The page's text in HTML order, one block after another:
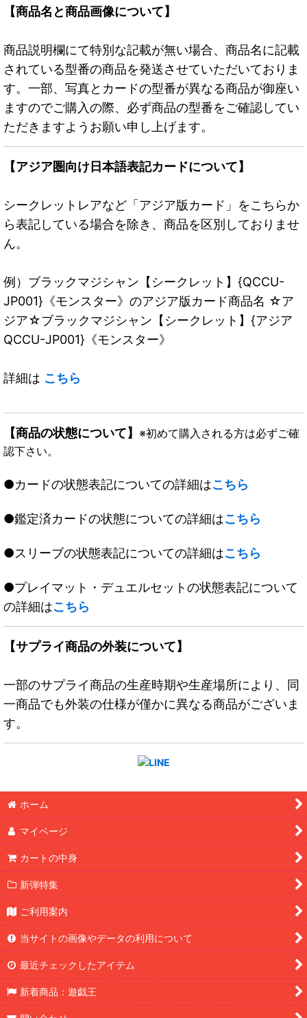
【商品名と商品画像について】
商品説明欄にて特別な記載が無い場合、商品名に記載
されている型番の商品を発送させていただいておりま
す。一部、写真とカードの型番が異なる商品が御座い
ますのでご購入の際、必ず商品の型番をご確認してい
ただきますようお願い申し上げます。
【アジア圏向け日本語表記カードについて】
シークレットレアなど「アジア版カード」をこちらか
ら表記している場合を除き、商品を区別しておりませ
ん。
例）ブラックマジシャン【シークレット】{QCCU-
JP001}《モンスター》のアジア版カード商品名 ☆ア
ジア☆ブラックマジシャン【シークレット】{アジア
QCCU-JP001}《モンスター》
詳細は こちら
【商品の状態について】 ※初めて購入される方は必ずご確
認下さい。
●カードの状態表記についての詳細はこちら
●鑑定済カードの状態についての詳細はこちら
●スリーブの状態表記についての詳細はこちら
●プレイマット・デュエルセットの状態表記について
の詳細はこちら
【サプライ商品の外装について】
一部のサプライ商品の生産時期や生産場所により、同
一商品でも外装の仕様が僅かに異なる商品がございま
す。
ホーム
マイページ
カートの中身
新弾特集
ご利用案内
当サイトの画像やデータの利用について
最近チェックしたアイテム
新着商品：遊戯王